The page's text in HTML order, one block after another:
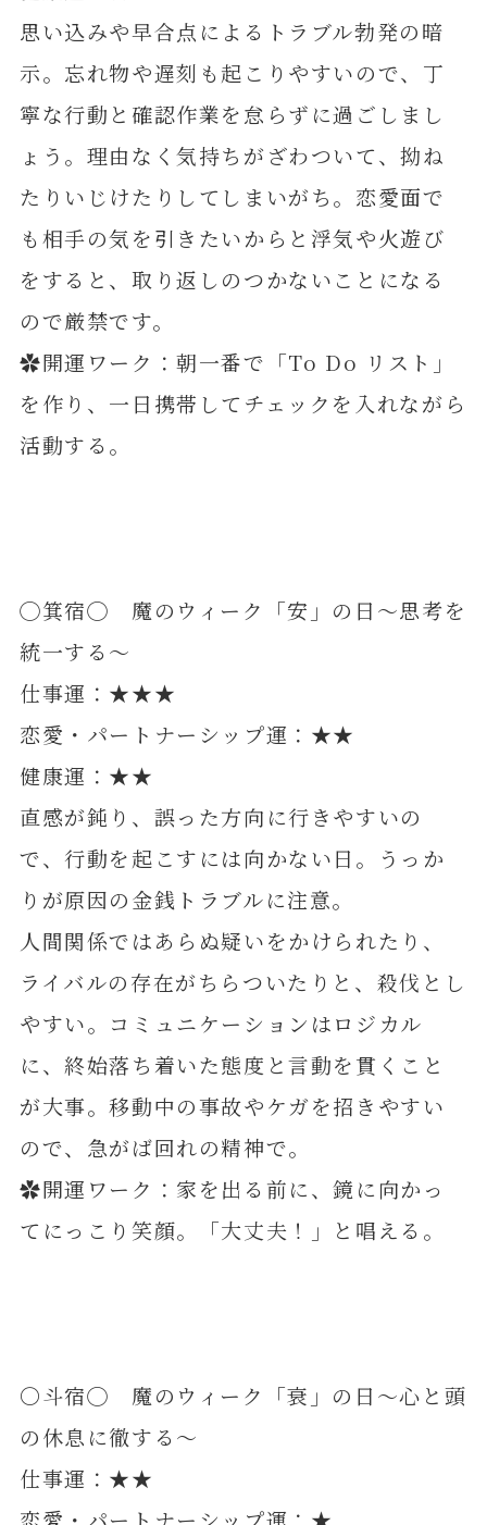
思い込みや早合点によるトラブル勃発の暗
示。忘れ物や遅刻も起こりやすいので、丁
寧な行動と確認作業を怠らずに過ごしまし
ょう。理由なく気持ちがざわついて、拗ね
たりいじけたりしてしまいがち。恋愛面で
も相手の気を引きたいからと浮気や火遊び
をすると、取り返しのつかないことになる
ので厳禁です。
✿開運ワーク：朝一番で「To Do リスト」
を作り、一日携帯してチェックを入れながら
活動する。
◯箕宿◯ 魔のウィーク「安」の日～思考を
統一する～
仕事運：★★★
恋愛・パートナーシップ運：★★
健康運：★★
直感が鈍り、誤った方向に行きやすいの
で、行動を起こすには向かない日。うっか
りが原因の金銭トラブルに注意。
人間関係ではあらぬ疑いをかけられたり、
ライバルの存在がちらついたりと、殺伐とし
やすい。コミュニケーションはロジカル
に、終始落ち着いた態度と言動を貫くこと
が大事。移動中の事故やケガを招きやすい
ので、急がば回れの精神で。
✿開運ワーク：家を出る前に、鏡に向かっ
てにっこり笑顔。「大丈夫！」と唱える。
〇斗宿◯ 魔のウィーク「衰」の日～心と頭
の休息に徹する～
仕事運：★★
恋愛・パートナーシップ運：★